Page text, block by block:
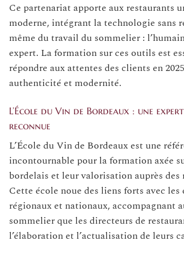
Ce partenariat apporte aux restaurants
moderne, intégrant la technologie sans
même du travail du sommelier :
expert. La formation sur ces outils est
répondre aux attentes des clients en
authenticité et modernité.
L’École du Vin de Bordeaux : une
reconnue
L’École du Vin de Bordeaux est une
incontournable pour la formation axée
bordelais et leur valorisation auprès des
Cette école noue des liens forts avec les
régionaux et nationaux, accompagnant
sommelier que les directeurs de
l’élaboration et l’actualisation de leurs